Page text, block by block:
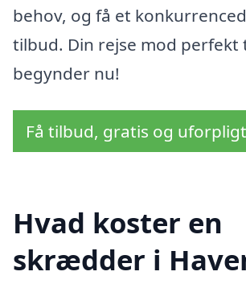
behov, og få et
tilbud. Din rejse mod perfekt
begynder nu!
Få tilbud, gratis og
Hvad koster en
skrædder i